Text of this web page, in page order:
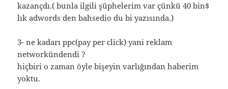
kazançdı.( bunla ilgili şüphelerim var çünkü 40 bin$
lık adwords den bahsedio du bi yazısında.)
3- ne kadarı ppc(pay per click) yani reklam
networkündendi ?
hiçbiri o zaman öyle bişeyin varlığından haberim
yoktu.